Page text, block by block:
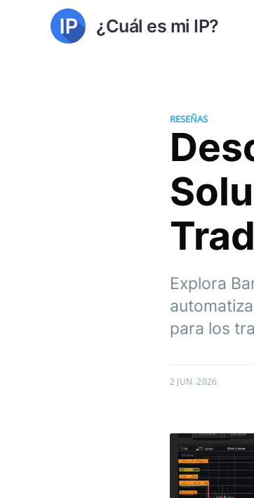
¿Cuál es mi IP?
RESEÑAS
Explora
para los
2 JUN. 2026